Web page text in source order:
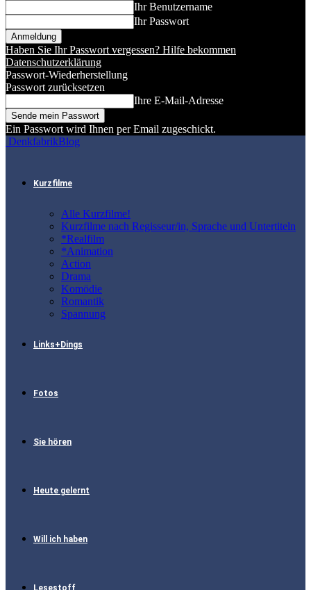
Ihr Benutzername
Ihr Passwort
Haben Sie Ihr Passwort vergessen? Hilfe bekommen
Datenschutzerklärung
Passwort-Wiederherstellung
Passwort zurücksetzen
Ihre E-Mail-Adresse
Ein Passwort wird Ihnen per Email zugeschickt.
DenkfabrikBlog
Kurzfilme
Alle Kurzfilme!
Kurzfilme nach Regisseur/in, Sprache und Untertiteln
*Realfilm
*Animation
Action
Drama
Komödie
Romantik
Spannung
Links+Dings
Fotos
Sie hören
Heute gelernt
Will ich haben
Lesestoff